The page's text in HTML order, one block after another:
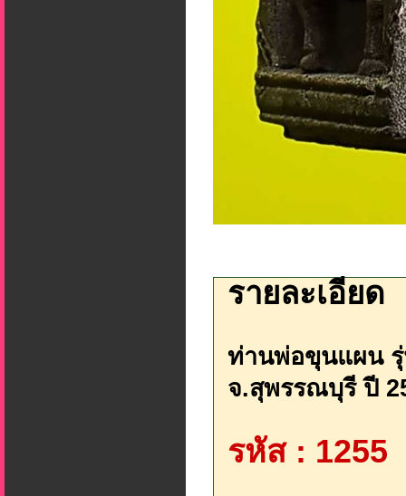
รายละเอียด
ท่านพ่อขุนแผน รุ่
จ.สุพรรณบุรี ปี
รหัส : 1255